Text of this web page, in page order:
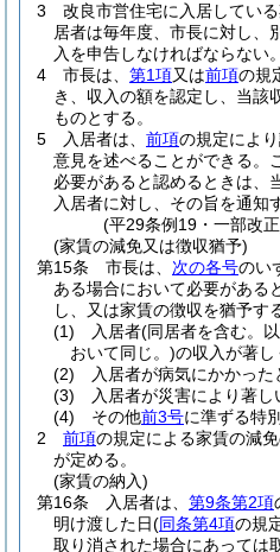
3
改良市営住宅に入居してい
居者は毎年度、市長に対し、
入を申告しなければならない。
4
市長は、 第1項又は前項の規
き、収入の額を認定し、当該
ものとする。
5
入居者は、 前項の規定によ
意見を述べることができる。
必要があると認めるときは、
入居者に対し、その旨を通知
(平29条例19・一部改
(家賃の減免又は徴収猶予)
第15条
市長は、 次の各号のい
ある場合において必要がある
し、又は家賃の徴収を猶予す
(1)
入居者(同居者を含む。
おいて同じ。)の収入が著し
(2)
入居者が病気にかかった
(3)
入居者が災害により著し
(4)
その他前3号に準ずる特
2
前項の規定による家賃の減
が定める。
(家賃の納入)
第16条
入居者は、 第9条第2項
明け渡した日(同条第4項の規
取り消された場合にあっては